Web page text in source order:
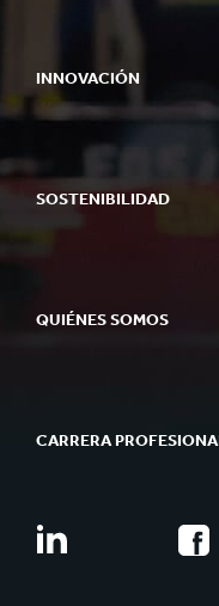
INNOVACIÓN
SOSTENIBILIDAD
QUIÉNES SOMOS
CARRERA